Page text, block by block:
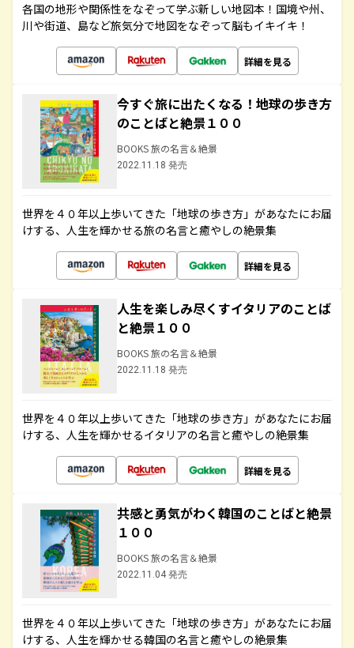
各国の地形や関係性をなぞって学ぶ新しい地図本！国境や州、
川や街道、島など旅気分で地図をなぞって脳もイキイキ！
詳細を見る
今すぐ旅に出たくなる！地球の歩き方
のことばと絶景１００
BOOKS 旅の名言＆絶景
2022.11.18 発売
世界を４０年以上歩いてきた「地球の歩き方」があなたにお届
けする、人生を輝かせる旅の名言と癒やしの絶景集
詳細を見る
人生を楽しみ尽くすイタリアのことば
と絶景１００
BOOKS 旅の名言＆絶景
2022.11.18 発売
世界を４０年以上歩いてきた「地球の歩き方」があなたにお届
けする、人生を輝かせるイタリアの名言と癒やしの絶景集
詳細を見る
共感と勇気がわく韓国のことばと絶景
１００
BOOKS 旅の名言＆絶景
2022.11.04 発売
世界を４０年以上歩いてきた「地球の歩き方」があなたにお届
けする、人生を輝かせる韓国の名言と癒やしの絶景集